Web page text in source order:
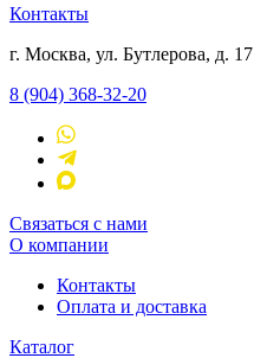
Контакты
г. Москва, ул. Бутлерова, д. 17
8 (904) 368-32-20
Связаться с нами
О компании
Контакты
Оплата и доставка
Каталог